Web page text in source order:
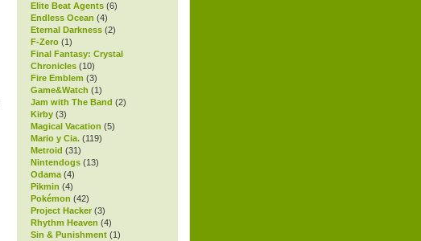
Elite Beat Agents (6)
Endless Ocean (4)
Eternal Darkness (2)
F-Zero (1)
Final Fantasy: Crystal
Chronicles (10)
Fire Emblem (3)
Game&Watch (1)
Jam with The Band (2)
Kirby (3)
Magical Vacation (5)
Mario y Cia. (119)
Metroid (31)
Nintendogs (13)
Odama (4)
Pikmin (4)
Pokémon (42)
Project Hacker (3)
Rhythm Heaven (4)
Sin & Punishment (1)